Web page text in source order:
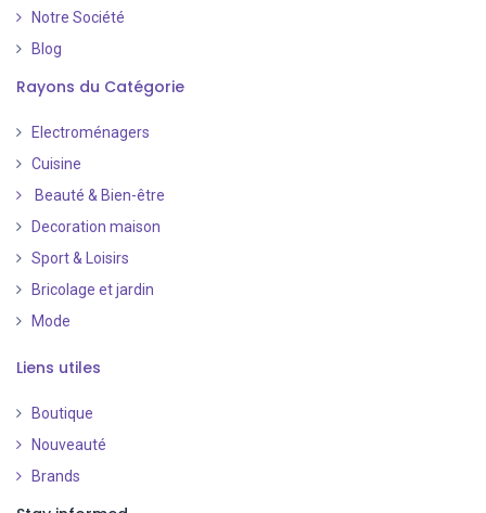
Notre Société
Blog
Rayons du Catégorie
Electroménagers
Cuisine
Beauté & Bien-être
Decoration maison
Sport & Loisirs
Bricolage et jardin
Mode
Liens utiles
Boutique
Nouveauté
Brands